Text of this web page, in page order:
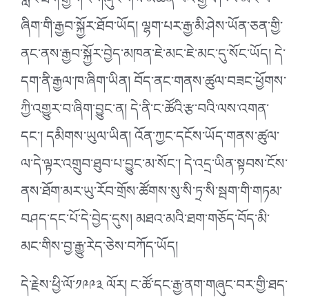
ཞིག་གི་རྒྱབ་སྐྱོར་ཐོབ་ཡོད། ལྷག་པར་རྒྱ་མི་ཤེས་ཡོན་ཅན་གྱི་
ནང་ནས་རྒྱབ་སྐྱོར་བྱེད་མཁན་ཇེ་མང་ཇེ་མང་དུ་སོང་ཡོད། དེ་
དག་ནི་རྒྱལ་ཁ་ཞིག་ཡིན། བོད་ནང་གནས་ཚུལ་བཟང་ཕྱོགས་
ཀྱི་འགྱུར་བ་ཞིག་བྱུང་ན། དེ་ནི་ང་ཚོའི་རྩ་བའི་ལས་འགན་
དང༌། དམིགས་ཡུལ་ཡིན། འོན་ཀྱང་དངོས་ཡོད་གནས་ཚུལ་
ལ་དེ་ལྟར་འགྲུབ་ཐུབ་པ་བྱུང་མ་སོང༌། དེ་འདྲ་ཡིན་སྟབས་ངོས་
ནས་ཐོག་མར་ཡུ་རོབ་གྲོས་ཚོགས་སུ་སི་ཏྲ་སི་སྦག་གི་གཏམ་
བཤད་དང་པོ་དེ་བྱེད་དུས། མཐའ་མའི་ཐག་གཅོད་བོད་མི་
མང་གིས་བྱ་རྒྱུ་རེད་ཅེས་བཀོད་ཡོད།
དེ་རྗེས་ཕྱི་ལོ་༡༩༩༣ ལོར། ང་ཚོ་དང་རྒྱ་ནག་གཞུང་བར་གྱི་ཐད་